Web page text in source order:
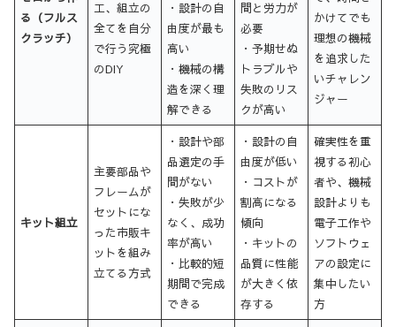
る（フルス
クラッチ）
工、組立の
全てを自分
で行う究極
のDIY
・設計の自
由度が最も
高い
・機械の構
造を深く理
解できる
間と労力が
必要
・予期せぬ
トラブルや
失敗のリス
クが高い
かけてでも
理想の機械
を追求した
いチャレン
ジャー
キット組立
主要部品や
フレームが
セットにな
った市販キ
ットを組み
立てる方式
・設計や部
品選定の手
間がない
・失敗が少
なく、成功
率が高い
・比較的短
期間で完成
できる
・設計の自
由度が低い
・コストが
割高になる
傾向
・キットの
品質に性能
が大きく依
存する
確実性を重
視する初心
者や、機械
設計よりも
電子工作や
ソフトウェ
アの設定に
集中したい
方